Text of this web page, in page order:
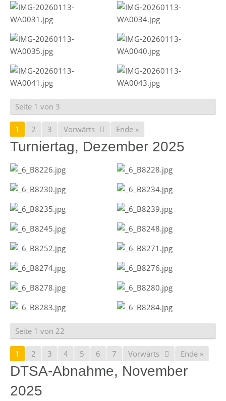
Seite 1 von 3
1 2 3 Vorwärts Ende »
Turniertag, Dezember 2025
Seite 1 von 22
1 2 3 4 5 6 7 Vorwärts Ende »
DTSA-Abnahme, November
2025